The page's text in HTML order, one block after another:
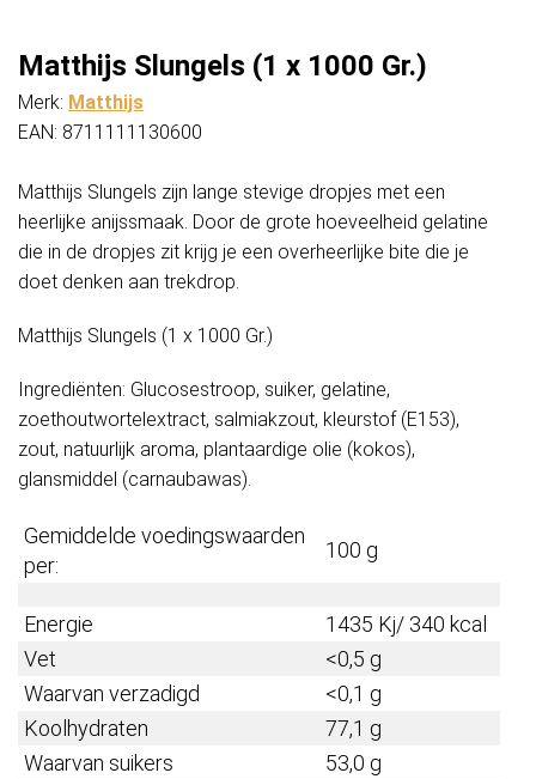
Matthijs Slungels (1 x 1000 Gr.)
Merk: Matthijs
EAN: 8711111130600
Matthijs Slungels zijn lange stevige dropjes met een
heerlijke anijssmaak. Door de grote hoeveelheid gelatine
die in de dropjes zit krijg je een overheerlijke bite die je
doet denken aan trekdrop.
Matthijs Slungels (1 x 1000 Gr.)
Ingrediënten: Glucosestroop, suiker, gelatine,
zoethoutwortelextract, salmiakzout, kleurstof (E153),
zout, natuurlijk aroma, plantaardige olie (kokos),
glansmiddel (carnaubawas).
Gemiddelde voedingswaarden
per:
100 g
Energie
1435 Kj/ 340 kcal
Vet
<0,5 g
Waarvan verzadigd
<0,1 g
Koolhydraten
77,1 g
Waarvan suikers
53,0 g